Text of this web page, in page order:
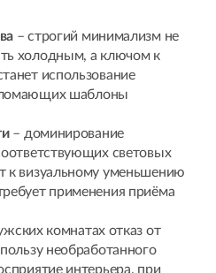
– строгий минимализм не
холодным, а ключом к
использование
шаблоны
– доминирование
световых
к визуальному уменьшению
применения приёма
комнатах отказ от
необработанного
интерьера, при